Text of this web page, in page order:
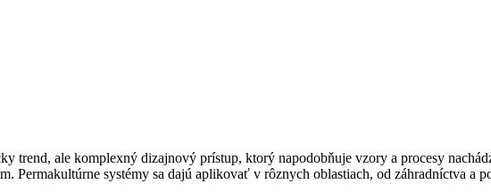
trend, ale komplexný dizajnový prístup, ktorý napodobňuje vzory a procesy
Permakultúrne systémy sa dajú aplikovať v rôznych oblastiach, od záhradníctva a